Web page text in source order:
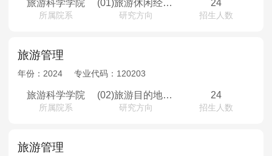
院校库 考试报名 招生政策
报名流程
MPAcc会计专硕
院校库 考试报名 招生政策 学制学费
报名流程
考试真题
报考经验 招生简章
MTA旅游管理
旅游科学学院
所属院系
(01)旅游休闲经济与战略管理
研究方向
24
招生人数
旅游管理
年份： 2024 专业代码： 120203
旅游科学学院
所属院系
(02)旅游目的地管理与规划
研究方向
24
招生人数
旅游管理